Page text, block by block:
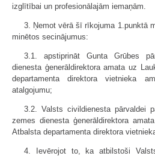
izglītībai un profesionālajām iemaņām.
3. Ņemot vērā šī rīkojuma 1.punktā
minētos secinājumus:
3.1. apstiprināt Gunta Grūbes
dienesta ģenerāldirektora amata uz
departamenta direktora vietnieka
atalgojumu;
3.2. Valsts civildienesta pārvaldei
zemes dienesta ģenerāldirektora
Atbalsta departamenta direktora
4. Ievērojot to, ka atbilstoši